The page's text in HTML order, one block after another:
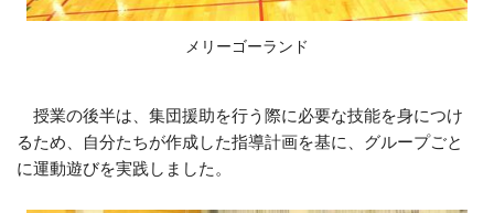
メリーゴーランド
授業の後半は、集団援助を行う際に必要な技能を身につけ
るため、自分たちが作成した指導計画を基に、グループごと
に運動遊びを実践しました。